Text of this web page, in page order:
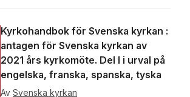
Kyrkohandbok för Svenska kyrkan :
antagen för Svenska kyrkan av
2021 års kyrkomöte. Del I i urval på
engelska, franska, spanska, tyska
Av Svenska kyrkan